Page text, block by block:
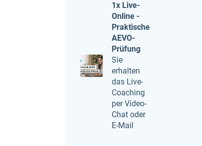
1x Live-
Online -
Praktische
AEVO-
Prüfung
Sie
erhalten
das Live-
Coaching
per Video-
Chat oder
E-Mail